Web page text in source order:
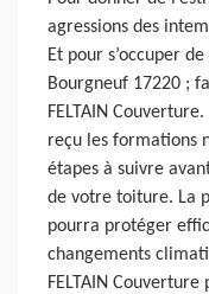
agressions des
Et pour s’occuper
Bourgneuf 17220 ;
FELTAIN
reçu les formations
étapes à suivre
de votre toiture. La
pourra protéger
changements
FELTAIN